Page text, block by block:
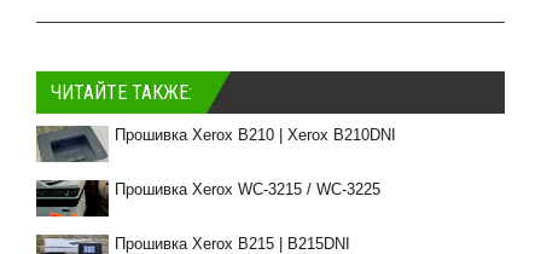
ЧИТАЙТЕ ТАКЖЕ:
Прошивка Xerox B210 | Xerox B210DNI
Прошивка Xerox WC-3215 / WC-3225
Прошивка Xerox B215 | B215DNI